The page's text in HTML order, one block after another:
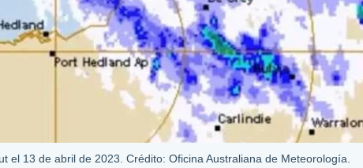
el 13 de abril de 2023. Crédito: Oficina Australiana de Meteorología.